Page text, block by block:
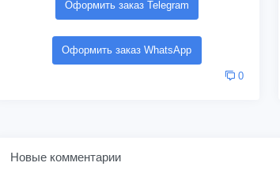
Оформить заказ Telegram
Оформить заказ WhatsApp
0
Новые комментарии